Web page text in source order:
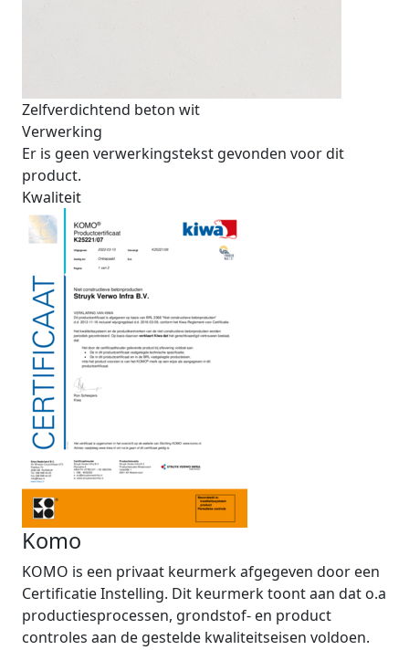
Zelfverdichtend beton wit
Verwerking
Er is geen verwerkingstekst gevonden voor dit
product.
Kwaliteit
Komo
KOMO is een privaat keurmerk afgegeven door een
Certificatie Instelling. Dit keurmerk toont aan dat o.a
productiesprocessen, grondstof- en product
controles aan de gestelde kwaliteitseisen voldoen.